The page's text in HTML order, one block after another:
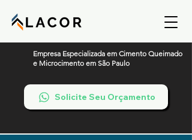
Empresa Especializada em Cimento Queimado
e Microcimento em São Paulo
Solicite Seu Orçamento